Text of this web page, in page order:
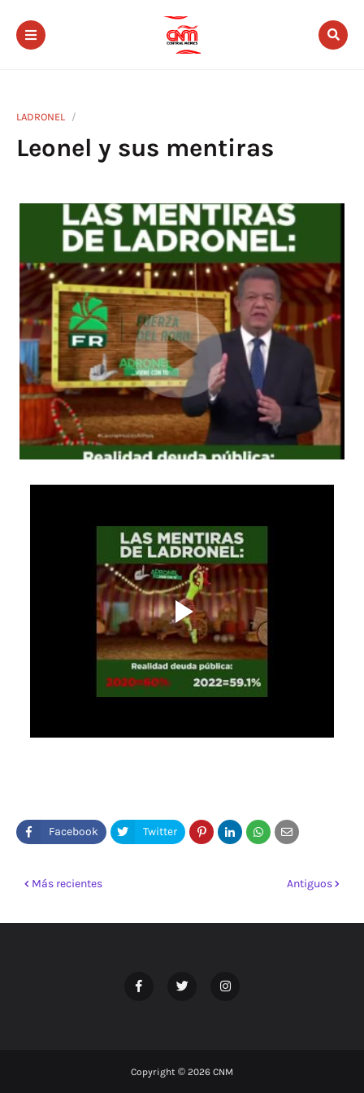
LADRONEL
Leonel y sus mentiras
Más recientes Antiguos
Copyright © 2026 CNM